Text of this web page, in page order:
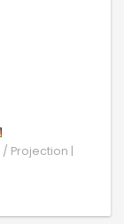
Projection |